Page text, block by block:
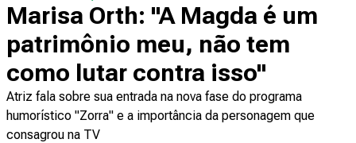
Marisa Orth: "A Magda é um
patrimônio meu, não tem
como lutar contra isso"
Atriz fala sobre sua entrada na nova fase do programa
humorístico "Zorra" e a importância da personagem que
consagrou na TV